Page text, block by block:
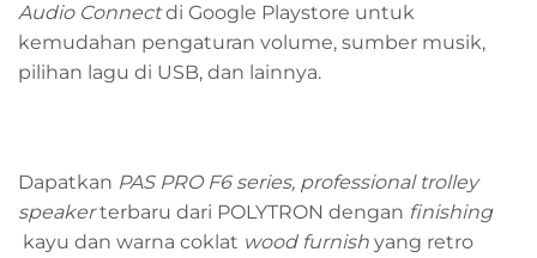
Audio Connectdi Google Playstore untuk
kemudahan pengaturan volume, sumber musik,
pilihan lagu di USB, dan lainnya.
Dapatkan PAS PRO F6 series, professional trolley
speakerterbaru dari POLYTRON dengan finishing
kayu dan warna coklat wood furnish yang retro